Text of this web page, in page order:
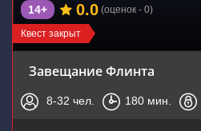
Квест закрыт
14+ 0.0 (оценок - 0)
Завещание Флинта
8-32 чел. 180 мин.